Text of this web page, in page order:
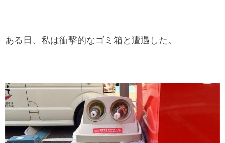
ある日、私は衝撃的なゴミ箱と遭遇した。